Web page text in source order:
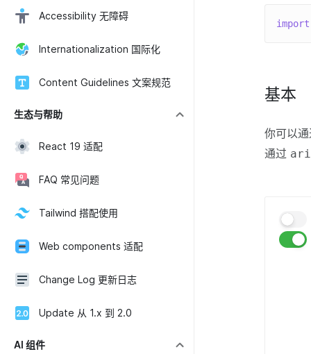
Accessibility 无障碍
Internationalization 国际化
Content Guidelines 文案规范
生态与帮助
React 19 适配
FAQ 常见问题
Tailwind 搭配使用
Web components 适配
Change Log 更新日志
Update 从 1.x 到 2.0
AI 组件
import
基本
你可以
通过